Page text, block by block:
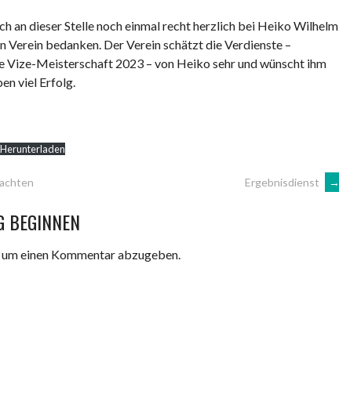
an dieser Stelle noch einmal recht herzlich bei Heiko Wilhelm
Verein bedanken. Der Verein schätzt die Verdienste –
Vize-Meisterschaft 2023 – von Heiko sehr und wünscht ihm
viel Erfolg.
Herunterladen
Ergebnisdienst →
BEGINNEN
um einen Kommentar abzugeben.